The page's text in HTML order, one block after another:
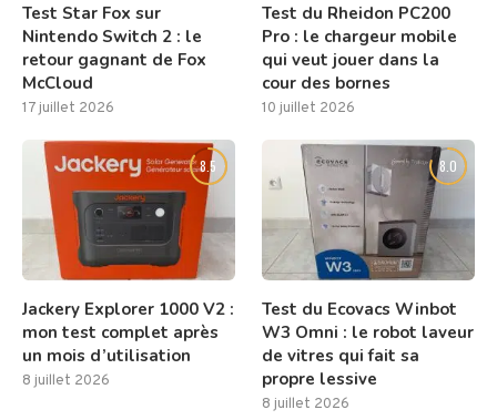
Test Star Fox sur
Nintendo Switch 2 : le
retour gagnant de Fox
McCloud
17 juillet 2026
Test du Rheidon PC200
Pro : le chargeur mobile
qui veut jouer dans la
cour des bornes
10 juillet 2026
8.5
Jackery Explorer 1000 V2 :
mon test complet après
un mois d’utilisation
8 juillet 2026
8.0
Test du Ecovacs Winbot
W3 Omni : le robot laveur
de vitres qui fait sa
propre lessive
8 juillet 2026